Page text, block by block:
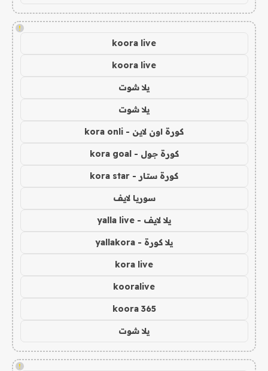
!
koora live
koora live
يلا شوت
يلا شوت
كورة اون لاين - kora onli
كورة جول - kora goal
كورة ستار - kora star
سوريا لايف
يلا لايف - yalla live
يلا كورة - yallakora
kora live
kooralive
koora 365
يلا شوت
!